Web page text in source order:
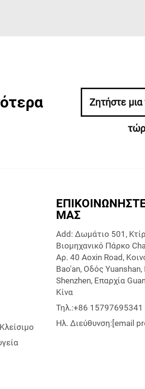
Ζητήστε
ΜΑΣ
Add: Δωμάτιο 501,
Βιομηχανικό Πάρκο
Αρ. 40 Aoxin Road,
Bao'an, Οδός
Shenzhen, Επαρχία
Κίνα
Τηλ.:+86 15797695341
Ηλ. Διεύθυνση: [email